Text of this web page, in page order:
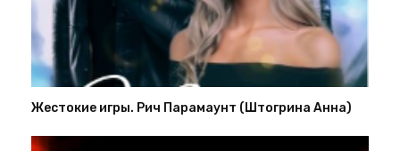
Жестокие игры. Рич Парамаунт (Штогрина Анна)